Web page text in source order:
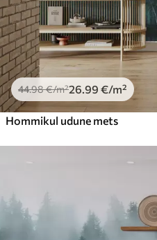
44.98€/m²26.99 €/m²
Hommikul udune mets